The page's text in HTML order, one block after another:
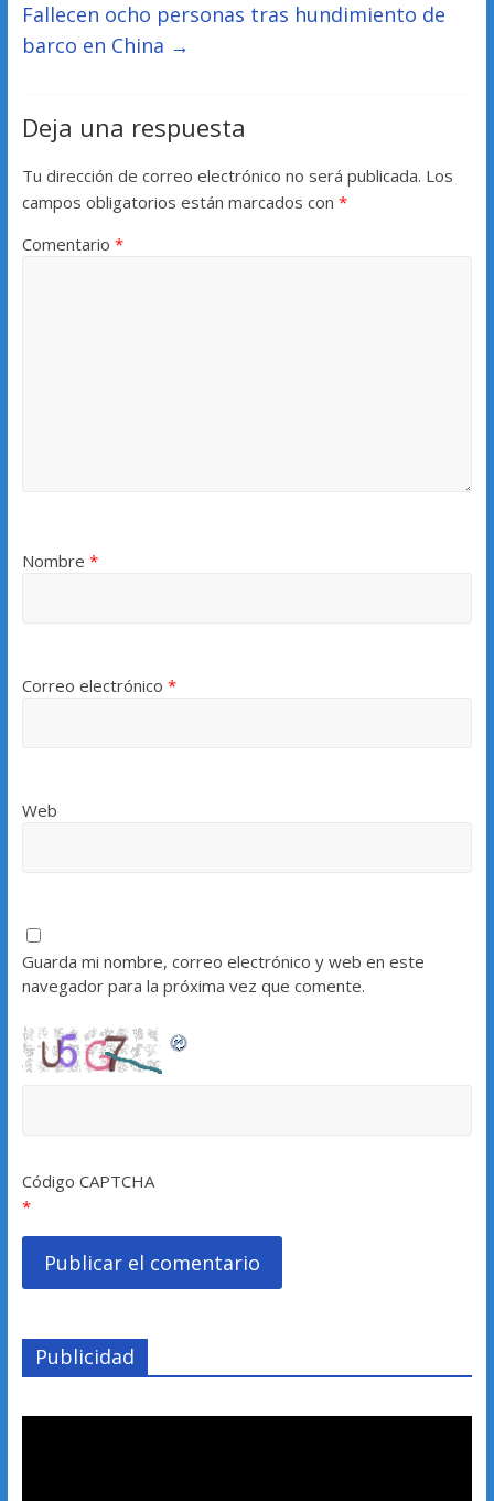
Fallecen ocho personas tras hundimiento de
barco en China →
Deja una respuesta
Tu dirección de correo electrónico no será publicada. Los
campos obligatorios están marcados con *
Comentario *
Nombre *
Correo electrónico *
Web
Guarda mi nombre, correo electrónico y web en este
navegador para la próxima vez que comente.
Código CAPTCHA
*
Publicidad